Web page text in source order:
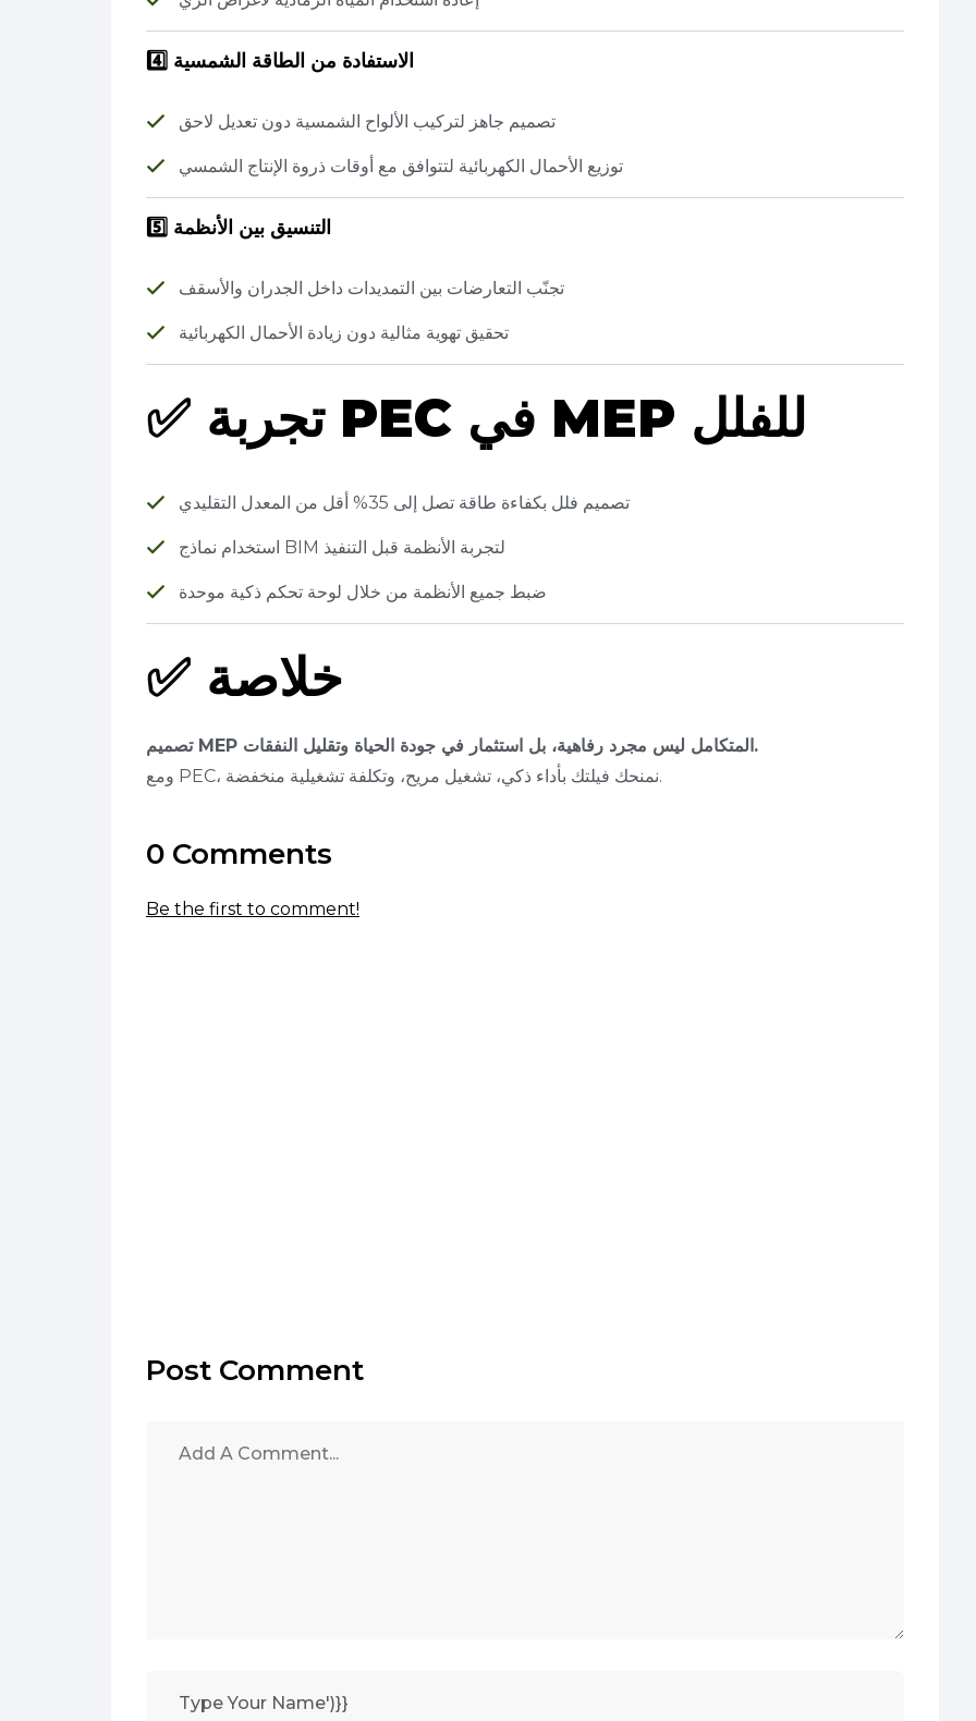
4️⃣ الاستفادة من الطاقة الشمسية
تصميم جاهز لتركيب الألواح الشمسية دون تعديل لاحق
توزيع الأحمال الكهربائية لتتوافق مع أوقات ذروة الإنتاج الشمسي
5️⃣ التنسيق بين الأنظمة
تجنّب التعارضات بين التمديدات داخل الجدران والأسقف
تحقيق تهوية مثالية دون زيادة الأحمال الكهربائية
✅ تجربة PEC في MEP للفلل
تصميم فلل بكفاءة طاقة تصل إلى 35% أقل من المعدل التقليدي
استخدام نماذج BIM لتجربة الأنظمة قبل التنفيذ
ضبط جميع الأنظمة من خلال لوحة تحكم ذكية موحدة
✅ خلاصة
تصميم MEP المتكامل ليس مجرد رفاهية، بل استثمار في جودة الحياة وتقليل النفقات.
ومع PEC، نمنحك فيلتك بأداء ذكي، تشغيل مريح، وتكلفة تشغيلية منخفضة.
0 Comments
Be the first to comment!
Post Comment